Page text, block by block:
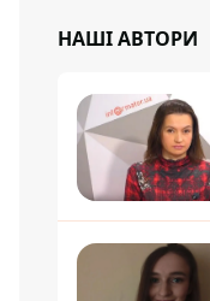
НАШІ АВТОРИ